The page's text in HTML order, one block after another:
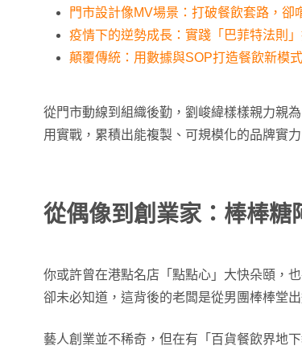
門市設計像MV場景：打破餐飲套路，卻
疫情下的逆勢成長：實踐「巴菲特法則
顛覆傳統：用數據與SOP打造餐飲新模式
從門市動線到組織後勤，劉峻緯樣樣親力親
用實戰，累積出能複製、可規模化的品牌實力
從偶像到創業家：棒棒糖
你或許曾在港點名店「點點心」大快朵頤，
卻未必知道，這背後的老闆是從男團棒棒堂
藝人創業並不稀奇，但在有「百貨餐飲界地